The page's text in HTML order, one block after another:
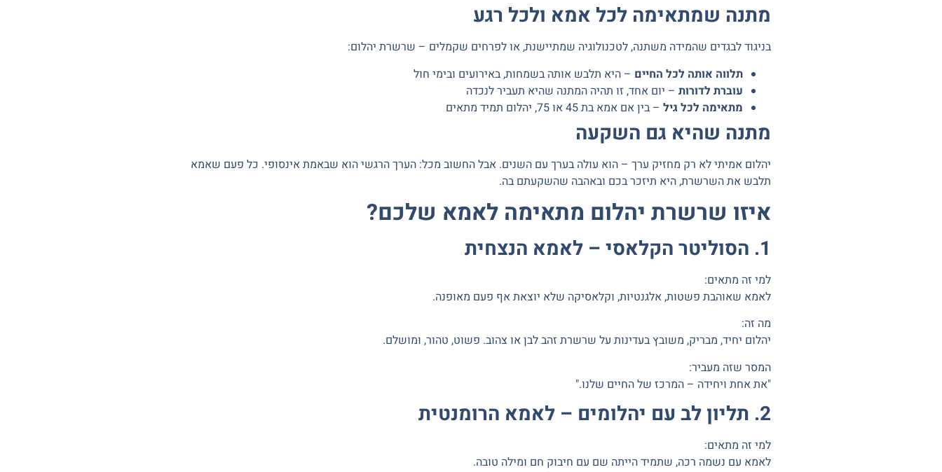
מתנה שמתאימה לכל אמא ולכל רגע
בניגוד לבגדים שהמידה משתנה, לטכנולוגיה שמתיישנת, או לפרחים שקמלים – שרשרת יהלום:
תלווה אותה לכל החיים – היא תלבש אותה בשמחות, באירועים ובימי חול
עוברת לדורות – יום אחד, זו תהיה המתנה שהיא תעביר לנכדה
מתאימה לכל גיל – בין אם אמא בת 45 או 75, יהלום תמיד מתאים
מתנה שהיא גם השקעה
יהלום אמיתי לא רק מחזיק ערך – הוא עולה בערך עם השנים. אבל החשוב מכל: הערך הרגשי הוא שבאמת אינסופי. כל פעם שאמא
תלבש את השרשרת, היא תיזכר בכם ובאהבה שהשקעתם בה.
איזו שרשרת יהלום מתאימה לאמא שלכם?
1. הסוליטר הקלאסי – לאמא הנצחית
למי זה מתאים:
לאמא שאוהבת פשטות, אלגנטיות, וקלאסיקה שלא יוצאת אף פעם מאופנה.
מה זה:
יהלום יחיד, מבריק, משובץ בעדינות על שרשרת זהב לבן או צהוב. פשוט, טהור, ומושלם.
המסר שזה מעביר:
"את אחת ויחידה – המרכז של החיים שלנו."
2. תליון לב עם יהלומים – לאמא הרומנטית
למי זה מתאים:
לאמא עם נשמה רכה, שתמיד הייתה שם עם חיבוק חם ומילה טובה.